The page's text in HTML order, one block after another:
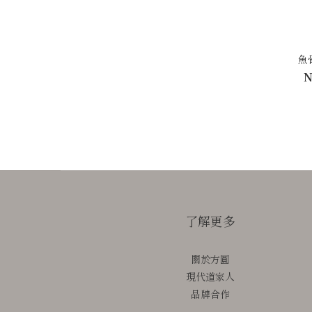
魚
了解更多
關於方圓
現代道家人
品牌合作